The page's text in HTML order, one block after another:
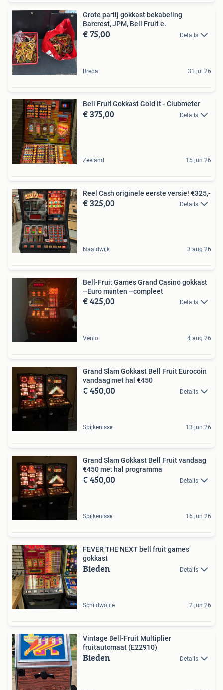
Grote partij gokkast bekabeling
Barcrest, JPM, Bell Fruit e.
€ 75,00 Details
Breda 31 jul 26
Bell Fruit Gokkast Gold It - Clubmeter
€ 375,00 Details
Zeeland 15 jun 26
Reel Cash originele eerste versie! €325,-
€ 325,00 Details
Naaldwijk 3 aug 26
Bell-Fruit Games Grand Casino gokkast
–Euro munten –compleet
€ 425,00 Details
Venlo 4 aug 26
Grand Slam Gokkast Bell Fruit Eurocoin
vandaag met hal €450
€ 450,00 Details
Spijkenisse 13 jun 26
Grand Slam Gokkast Bell Fruit vandaag
€450 met hal programma
€ 450,00 Details
Spijkenisse 16 jun 26
FEVER THE NEXT bell fruit games
gokkast
Bieden Details
Schildwolde 2 jun 26
Vintage Bell-Fruit Multiplier
fruitautomaat (E22910)
Bieden Details